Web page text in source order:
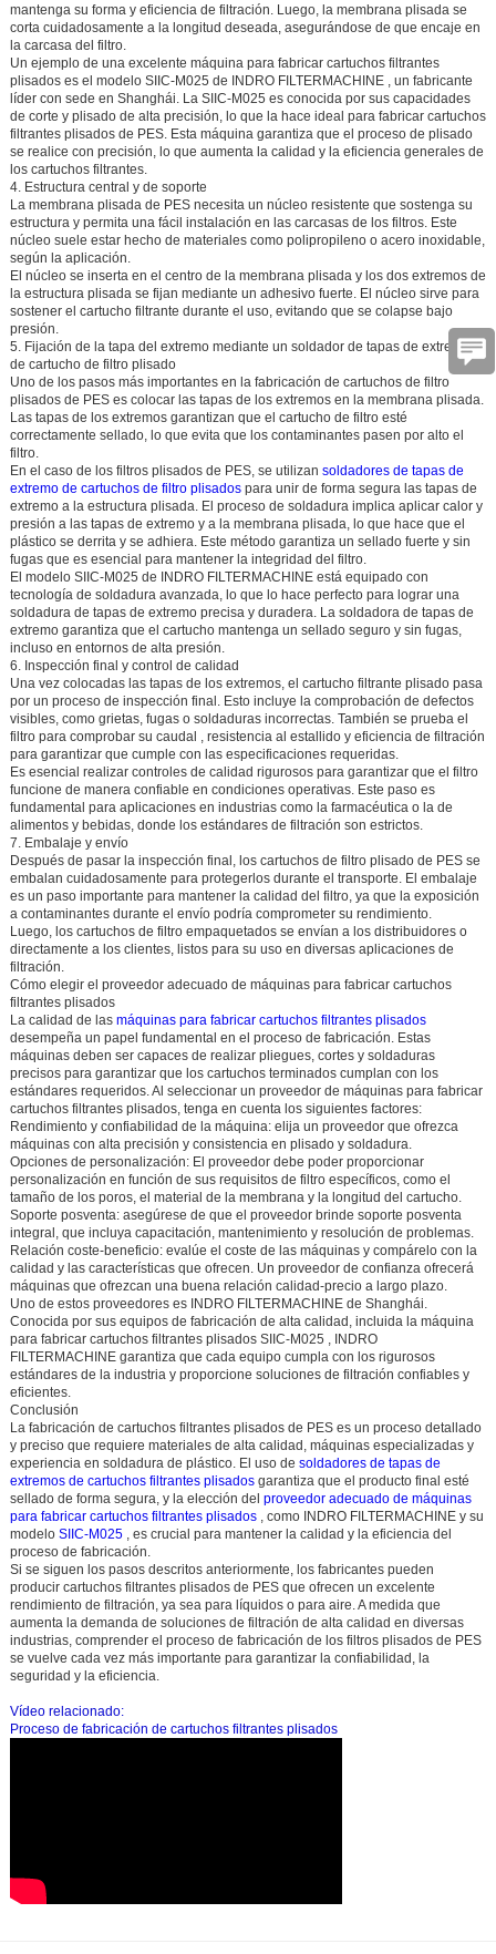
mantenga su forma y eficiencia de filtración. Luego, la membrana plisada se
corta cuidadosamente a la longitud deseada, asegurándose de que encaje en
la carcasa del filtro.
Un ejemplo de una excelente máquina para fabricar cartuchos filtrantes
plisados es el modelo SIIC-M025 de INDRO FILTERMACHINE, un fabricante
líder con sede en Shanghái. La SIIC-M025 es conocida por sus capacidades
de corte y plisado de alta precisión, lo que la hace ideal para fabricar cartuchos
filtrantes plisados de PES. Esta máquina garantiza que el proceso de plisado
se realice con precisión, lo que aumenta la calidad y la eficiencia generales de
los cartuchos filtrantes.
4. Estructura central y de soporte
La membrana plisada de PES necesita un núcleo resistente que sostenga su
estructura y permita una fácil instalación en las carcasas de los filtros. Este
núcleo suele estar hecho de materiales como polipropileno o acero inoxidable,
según la aplicación.
El núcleo se inserta en el centro de la membrana plisada y los dos extremos de
la estructura plisada se fijan mediante un adhesivo fuerte. El núcleo sirve para
sostener el cartucho filtrante durante el uso, evitando que se colapse bajo
presión.
5. Fijación de la tapa del extremo mediante un soldador de tapas de extremo
de cartucho de filtro plisado
Uno de los pasos más importantes en la fabricación de cartuchos de filtro
plisados de PES es colocar las tapas de los extremos en la membrana plisada.
Las tapas de los extremos garantizan que el cartucho de filtro esté
correctamente sellado, lo que evita que los contaminantes pasen por alto el
filtro.
En el caso de los filtros plisados de PES, se utilizan soldadores de tapas de
extremo de cartuchos de filtro plisadospara unir de forma segura las tapas de
extremo a la estructura plisada. El proceso de soldadura implica aplicar calor y
presión a las tapas de extremo y a la membrana plisada, lo que hace que el
plástico se derrita y se adhiera. Este método garantiza un sellado fuerte y sin
fugas que es esencial para mantener la integridad del filtro.
El modelo SIIC-M025 de INDRO FILTERMACHINEestá equipado con
tecnología de soldadura avanzada, lo que lo hace perfecto para lograr una
soldadura de tapas de extremo precisa y duradera. La soldadora de tapas de
extremo garantiza que el cartucho mantenga un sellado seguro y sin fugas,
incluso en entornos de alta presión.
6. Inspección final y control de calidad
Una vez colocadas las tapas de los extremos, el cartucho filtrante plisado pasa
por un proceso de inspección final. Esto incluye la comprobación de defectos
visibles, como grietas, fugas o soldaduras incorrectas. También se prueba el
filtro para comprobar su caudal resistencia al estallidoy eficiencia de filtración
para garantizar que cumple con las especificaciones requeridas.
Es esencial realizar controles de calidad rigurosos para garantizar que el filtro
funcione de manera confiable en condiciones operativas. Este paso es
fundamental para aplicaciones en industrias como la farmacéutica o la de
alimentos y bebidas, donde los estándares de filtración son estrictos.
7. Embalaje y envío
Después de pasar la inspección final, los cartuchos de filtro plisado de PES se
embalan cuidadosamente para protegerlos durante el transporte. El embalaje
es un paso importante para mantener la calidad del filtro, ya que la exposición
a contaminantes durante el envío podría comprometer su rendimiento.
Luego, los cartuchos de filtro empaquetados se envían a los distribuidores o
directamente a los clientes, listos para su uso en diversas aplicaciones de
filtración.
Cómo elegir el proveedor adecuado de máquinas para fabricar cartuchos
filtrantes plisados
La calidad de las máquinas para fabricar cartuchos filtrantes plisados
desempeña un papel fundamental en el proceso de fabricación. Estas
máquinas deben ser capaces de realizar pliegues, cortes y soldaduras
precisos para garantizar que los cartuchos terminados cumplan con los
estándares requeridos. Al seleccionar un proveedor de máquinas para fabricar
cartuchos filtrantes plisados, tenga en cuenta los siguientes factores:
Rendimiento y confiabilidad de la máquina:elija un proveedor que ofrezca
máquinas con alta precisión y consistencia en plisado y soldadura.
Opciones de personalización:El proveedor debe poder proporcionar
personalización en función de sus requisitos de filtro específicos, como el
tamaño de los poros, el material de la membrana y la longitud del cartucho.
Soporte posventa:asegúrese de que el proveedor brinde soporte posventa
integral, que incluya capacitación, mantenimiento y resolución de problemas.
Relación coste-beneficio:evalúe el coste de las máquinas y compárelo con la
calidad y las características que ofrecen. Un proveedor de confianza ofrecerá
máquinas que ofrezcan una buena relación calidad-precio a largo plazo.
Uno de estos proveedores es INDRO FILTERMACHINEde Shanghái.
Conocida por sus equipos de fabricación de alta calidad, incluida la máquina
para fabricar cartuchos filtrantes plisados SIIC-M025 , INDRO
FILTERMACHINE garantiza que cada equipo cumpla con los rigurosos
estándares de la industria y proporcione soluciones de filtración confiables y
eficientes.
Conclusión
La fabricación de cartuchos filtrantes plisados de PES es un proceso detallado
y preciso que requiere materiales de alta calidad, máquinas especializadas y
experiencia en soldadura de plástico. El uso de soldadores de tapas de
extremos de cartuchos filtrantes plisadosgarantiza que el producto final esté
sellado de forma segura, y la elección del proveedor adecuado de máquinas
para fabricar cartuchos filtrantes plisados, como INDRO FILTERMACHINEy su
modelo SIIC-M025, es crucial para mantener la calidad y la eficiencia del
proceso de fabricación.
Si se siguen los pasos descritos anteriormente, los fabricantes pueden
producir cartuchos filtrantes plisados de PES que ofrecen un excelente
rendimiento de filtración, ya sea para líquidos o para aire. A medida que
aumenta la demanda de soluciones de filtración de alta calidad en diversas
industrias, comprender el proceso de fabricación de los filtros plisados de PES
se vuelve cada vez más importante para garantizar la confiabilidad, la
seguridad y la eficiencia.
Vídeo relacionado:
Proceso de fabricación de cartuchos filtrantes plisados